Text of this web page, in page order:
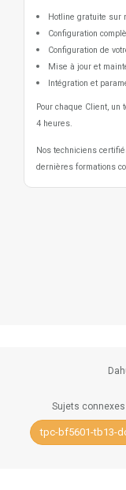
Hotline gratuite sur
Configuration
Configuration de
Mise à jour et
Intégration et
Pour chaque Client, un
4 heures.
Nos techniciens
dernières formations
Sujets connexes
tpc-bf5601-tb13-